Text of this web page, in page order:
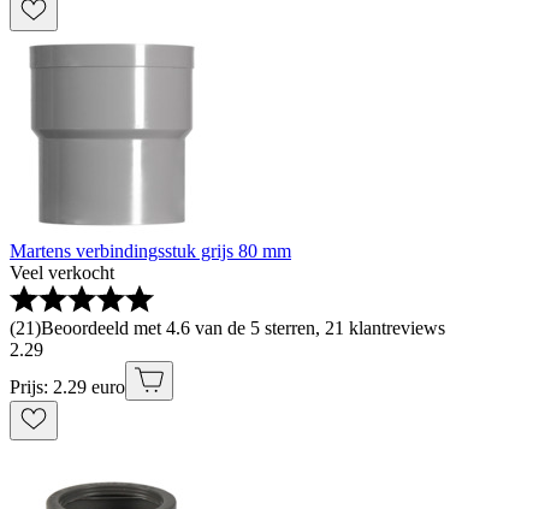
Martens verbindingsstuk grijs 80 mm
Veel verkocht
(21)Beoordeeld met 4.6 van de 5 sterren, 21 klantreviews
2.29
Prijs: 2.29 euro